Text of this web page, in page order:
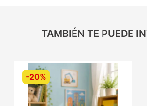
TAMBIÉN TE PUEDE
-20%